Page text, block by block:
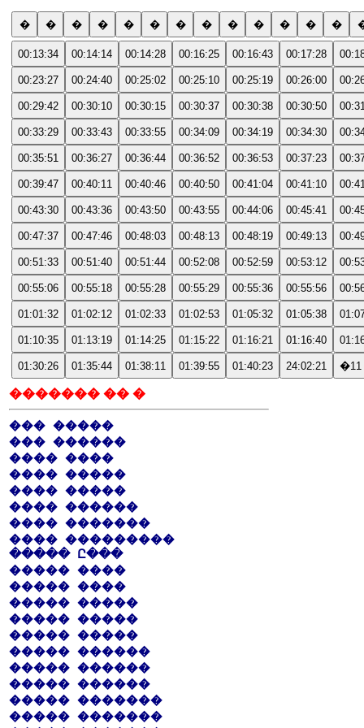
� � � � � � � � � � � � �
00:13:34 00:14:14 00:14:28 00:16:25 00:16:43 00:17:28
00:23:27 00:24:40 00:25:02 00:25:10 00:25:19 00:26:00
00:29:42 00:30:10 00:30:15 00:30:37 00:30:38 00:30:50
00:33:29 00:33:43 00:33:55 00:34:09 00:34:19 00:34:30
00:35:51 00:36:27 00:36:44 00:36:52 00:36:53 00:37:23
00:39:47 00:40:11 00:40:46 00:40:50 00:41:04 00:41:10
00:43:30 00:43:36 00:43:50 00:43:55 00:44:06 00:45:41
00:47:37 00:47:46 00:48:03 00:48:13 00:48:19 00:49:13
00:51:33 00:51:40 00:51:44 00:52:08 00:52:59 00:53:12
00:55:06 00:55:18 00:55:28 00:55:29 00:55:36 00:55:56
01:01:32 01:02:12 01:02:33 01:02:53 01:05:32 01:05:38
01:10:35 01:13:19 01:14:25 01:15:22 01:16:21 01:16:40
01:30:26 01:35:44 01:38:11 01:39:55 01:40:23 24:02:21 �11
������� �� �
��� �����
��� ������
���� ����
���� �����
���� �����
���� ������
���� �������
���� ���������
����� Ը���
����� ����
����� ����
����� �����
����� �����
����� �����
����� ������
����� ������
����� ������
����� �������
����� �������